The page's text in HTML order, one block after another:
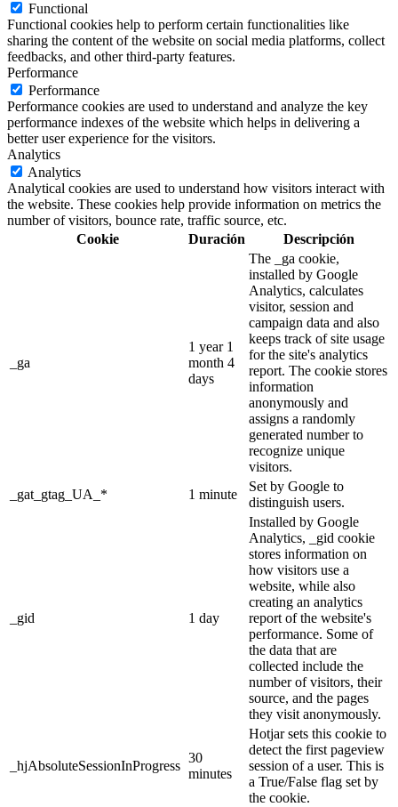
Functional
Functional cookies help to perform certain functionalities like
sharing the content of the website on social media platforms, collect
feedbacks, and other third-party features.
Performance
Performance
Performance cookies are used to understand and analyze the key
performance indexes of the website which helps in delivering a
better user experience for the visitors.
Analytics
Analytics
Analytical cookies are used to understand how visitors interact with
the website. These cookies help provide information on metrics the
number of visitors, bounce rate, traffic source, etc.
Cookie
Duración Descripción
_ga
1 year 1
month 4
days
The _ga cookie,
installed by Google
Analytics, calculates
visitor, session and
campaign data and also
keeps track of site usage
for the site's analytics
report. The cookie stores
information
anonymously and
assigns a randomly
generated number to
recognize unique
visitors.
_gat_gtag_UA_*
1 minute
Set by Google to
distinguish users.
_gid 1 day
Installed by Google
Analytics, _gid cookie
stores information on
how visitors use a
website, while also
creating an analytics
report of the website's
performance. Some of
the data that are
collected include the
number of visitors, their
source, and the pages
they visit anonymously.
_hjAbsoluteSessionInProgress
30
minutes
Hotjar sets this cookie to
detect the first pageview
session of a user. This is
a True/False flag set by
the cookie.